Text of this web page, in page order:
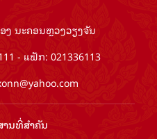
ນະຄອນຫຼວງວຽງຈັນ
- ແຟັກ: 021336113
ານ​ທີ່​ສຳ​ຄັນ​